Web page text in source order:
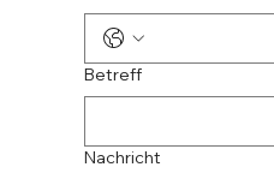
Betreff
Nachricht